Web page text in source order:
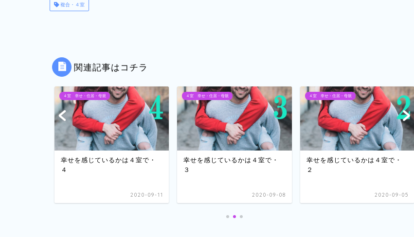
複合・４室
関連記事はコチラ
４室 幸せ・住居・母親
幸せを感じているかは４室で・
４
2020-09-11
４室 幸せ・住居・母親
幸せを感じているかは４室で・
３
2020-09-08
４室 幸せ・住居・母親
幸せを感じているかは４室で・
２
2020-09-05